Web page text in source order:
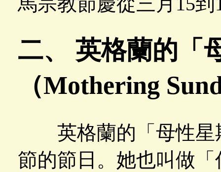
二、 英格蘭的「
（Mothering
英格蘭的「母性星
節的節日。她也叫做